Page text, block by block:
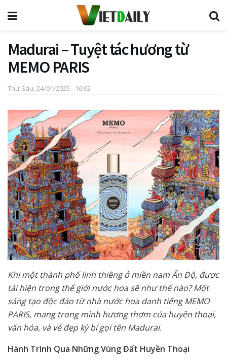
Madurai – Tuyệt tác hương từ
MEMO PARIS
Thứ Sáu, 24/01/2025 - 16:02
Khi một thành phố linh thiêng ở miền nam Ấn Độ, được
tái hiện trong thế giới nước hoa sẽ như thế nào? Một
sáng tạo độc đáo từ nhà nước hoa danh tiếng MEMO
PARIS, mang trong mình hương thơm của huyền thoại,
văn hóa, và vẻ đẹp kỳ bí gọi tên Madurai.
Hành Trình Qua Những Vùng Đất Huyền Thoại